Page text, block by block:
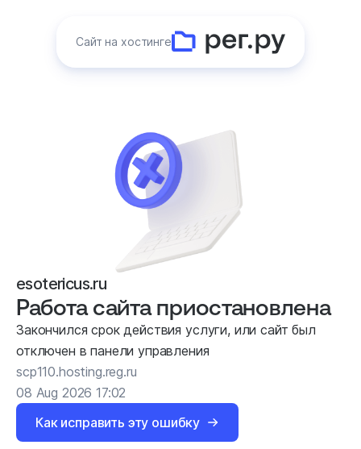
Сайт на хостинге
esotericus.ru
Работа сайта приостановлена
Закончился срок действия услуги, или сайт был
отключен в панели управления
scp110.hosting.reg.ru
08 Aug 2026 17:02
Как исправить эту ошибку